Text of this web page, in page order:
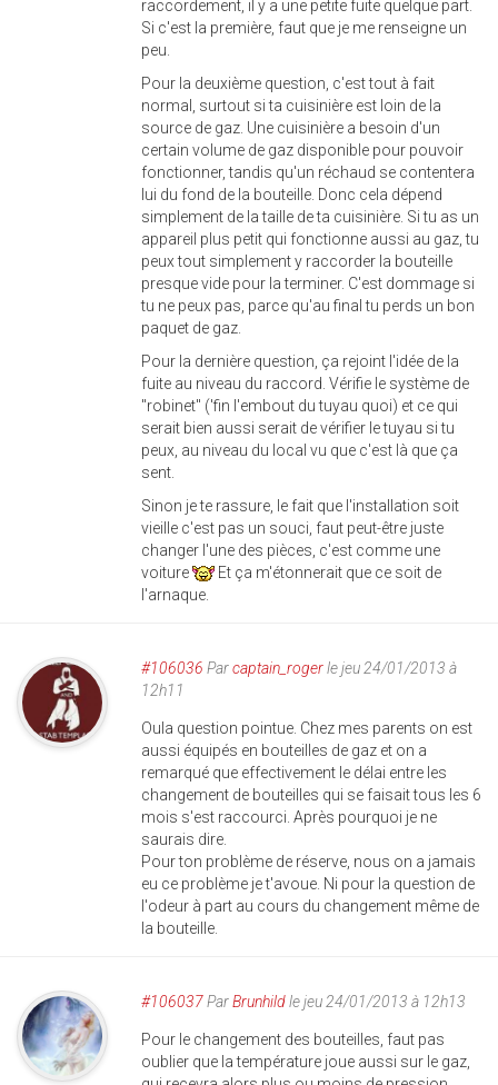
raccordement, il y a une petite fuite quelque part.
Si c'est la première, faut que je me renseigne un
peu.
Pour la deuxième question, c'est tout à fait
normal, surtout si ta cuisinière est loin de la
source de gaz. Une cuisinière a besoin d'un
certain volume de gaz disponible pour pouvoir
fonctionner, tandis qu'un réchaud se contentera
lui du fond de la bouteille. Donc cela dépend
simplement de la taille de ta cuisinière. Si tu as un
appareil plus petit qui fonctionne aussi au gaz, tu
peux tout simplement y raccorder la bouteille
presque vide pour la terminer. C'est dommage si
tu ne peux pas, parce qu'au final tu perds un bon
paquet de gaz.
Pour la dernière question, ça rejoint l'idée de la
fuite au niveau du raccord. Vérifie le système de
"robinet" ('fin l'embout du tuyau quoi) et ce qui
serait bien aussi serait de vérifier le tuyau si tu
peux, au niveau du local vu que c'est là que ça
sent.
Sinon je te rassure, le fait que l'installation soit
vieille c'est pas un souci, faut peut-être juste
changer l'une des pièces, c'est comme une
voiture
Et ça m'étonnerait que ce soit de
l'arnaque.
#106036 Parcaptain_rogerle jeu 24/01/2013 à
12h11
Oula question pointue. Chez mes parents on est
aussi équipés en bouteilles de gaz et on a
remarqué que effectivement le délai entre les
changement de bouteilles qui se faisait tous les 6
mois s'est raccourci. Après pourquoi je ne
saurais dire.
Pour ton problème de réserve, nous on a jamais
eu ce problème je t'avoue. Ni pour la question de
l'odeur à part au cours du changement même de
la bouteille.
#106037ParBrunhildle jeu 24/01/2013 à 12h13
Pour le changement des bouteilles, faut pas
oublier que la température joue aussi sur le gaz,